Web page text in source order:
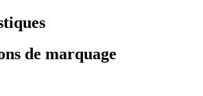
de marquage